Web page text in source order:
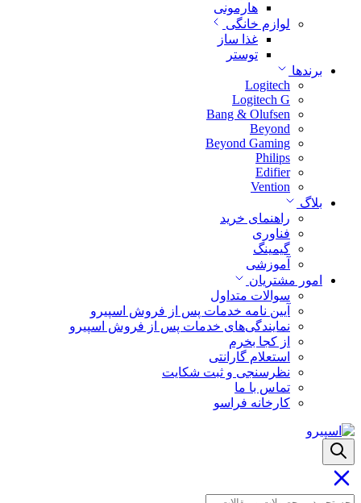
هارمونی
لوازم خانگی
غذا ساز
توستر
برندها
Logitech
Logitech G
Bang & Olufsen
Beyond
Beyond Gaming
Philips
Edifier
Vention
بلاگ
راهنمای خرید
فناوری
گیمینگ
آموزشی
امور مشتریان
سوالات متداول
آیین نامه خدمات پس از فروش اسپیرو
نمایندگی‌های خدمات پس از فروش اسپیرو
از کجا بخرم
استعلام گارانتی
نظرسنجی و ثبت شکایت
تماس با ما
کارخانه فراسو